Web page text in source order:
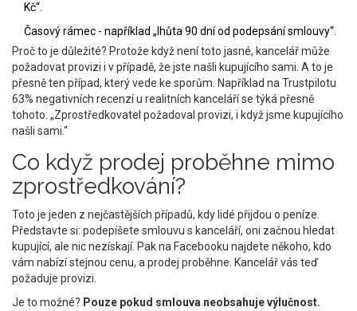
Kč“.
Časový rámec - například „lhůta 90 dní od podepsání smlouvy“.
Proč to je důležité? Protože když není toto jasné, kancelář může
požadovat provizi i v případě, že jste našli kupujícího sami. A to je
přesně ten případ, který vede ke sporům. Například na Trustpilotu
63% negativních recenzí u realitních kanceláří se týká přesně
tohoto: „Zprostředkovatel požadoval provizi, i když jsme kupujícího
našli sami.“
Co když prodej proběhne mimo
zprostředkování?
Toto je jeden z nejčastějších případů, kdy lidé přijdou o peníze.
Představte si: podepíšete smlouvu s kanceláří, oni začnou hledat
kupující, ale nic nezískají. Pak na Facebooku najdete někoho, kdo
vám nabízí stejnou cenu, a prodej proběhne. Kancelář vás teď
požaduje provizi.
Je to možné? Pouze pokud smlouva neobsahuje výlučnost.